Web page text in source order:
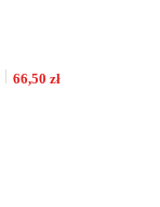
66,50 zł